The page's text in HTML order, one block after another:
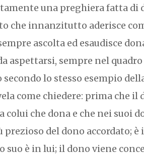
una preghiera fatta di
che innanzitutto aderisce
ascolta ed esaudisce
aspettarsi, sempre nel
secondo lo stesso esempio
come chiedere: prima che il
colui che dona e che nei suoi
prezioso del dono accordato; è
suo è in lui; il dono viene